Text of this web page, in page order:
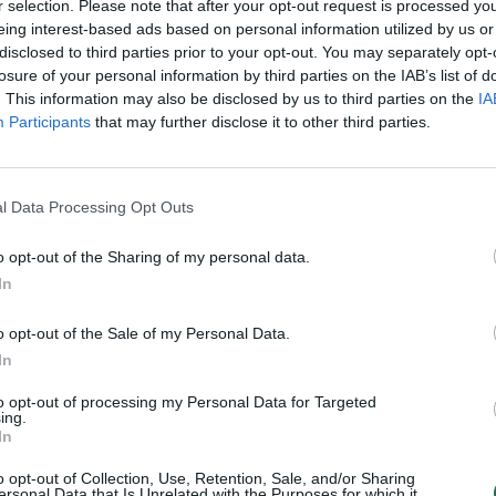
selection. Please note that after your opt-out request is processed
interest-based ads based on personal information utilized by us
to third parties prior to your opt-out. You may separately
of your personal information by third parties on the IAB’s list of
This information may also be disclosed by us to third parties on the
Participants that may further disclose it to other third parties.
Data Processing Opt Outs
opt-out of the Sharing of my personal data.
opt-out of the Sale of my Personal Data.
opt-out of processing my Personal Data for Targeted
opt-out of Collection, Use, Retention, Sale, and/or Sharing
Visi įrašai
00:05:25
K. Prunskienės brolis prisiminė jaudinančią
akimirką prieš mirtį: „Tai buvo simbolinis
Žinios | Lietuvos diena
Mėsainių mėgėjus kviečia nepražiopsoti
paruošimo būdą